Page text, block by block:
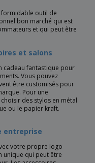
formidable outil de
bon marché qui est
et qui peut être
et salons
cadeau fantastique pour
Vous pouvez
être customisés pour
Pour une
des stylos en métal
ou le papier kraft.
entreprise
votre propre logo
unique qui peut être